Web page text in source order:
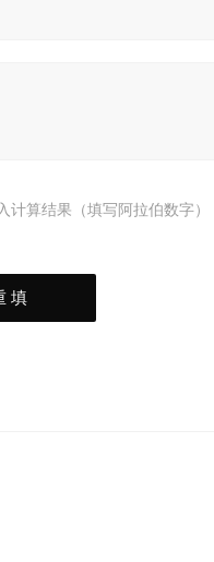
计算结果（填写阿拉伯数字